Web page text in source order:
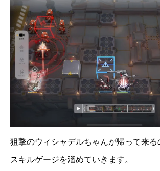
狙撃のウィシャデルちゃんが帰って来る
スキルゲージを溜めていきます。